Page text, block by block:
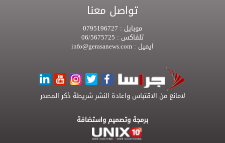
تواصل معنا
موبايل :
تلفاكس :
ايميل :
لامانع من الاقتباس واعادة النشر شريطة ذكر المصدر
برمجة وتصميم واستضافة